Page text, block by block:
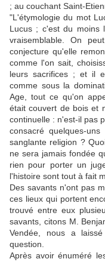
; au couchant Saint-
"L'étymologie du mot
Lucus ; c'est du moins
vraisemblable. On
conjecture qu'elle
comme l'on sait,
leurs sacrifices ; et il
comme sous la
Age, tout ce qu'on
était couvert de bois et
continuelle : n'est-il pas
consacré quelques-
sanglante religion ?
ne sera jamais fondée
rien pour porter un
l'histoire sont tout à fait
Des savants n'ont pas
ces lieux qui portent
trouvé entre eux
savants, citons M.
Vendée, nous a
question.
Après avoir énuméré